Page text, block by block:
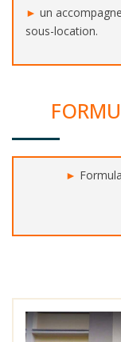
► un
sous-location.
►